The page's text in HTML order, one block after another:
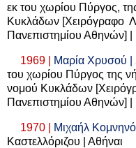
εκ του χωρίου Πύργος,
Κυκλάδων [Χειρόγραφο
Πανεπιστημίου Αθηνών] |
1969 | Μαρία Χρυσού |
του χωρίου Πύργος της
νομού Κυκλάδων
Πανεπιστημίου Αθηνών] |
1970 | Μιχαήλ
Καστελλόριζου | Αθήναι